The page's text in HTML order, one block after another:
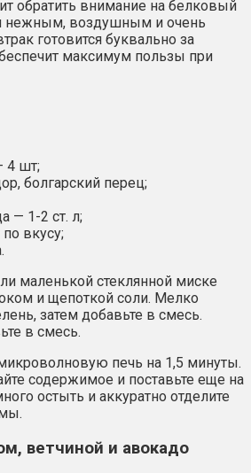
обратить внимание на белковый
нежным, воздушным и очень
готовится буквально за
максимум пользы при
4 шт;
болгарский перец;
— 1-2 ст. л;
вкусу;
маленькой стеклянной миске
и щепоткой соли. Мелко
затем добавьте в смесь.
в смесь.
печь на 1,5 минуты.
содержимое и поставьте еще на
остыть и аккуратно отделите
ветчиной и авокадо